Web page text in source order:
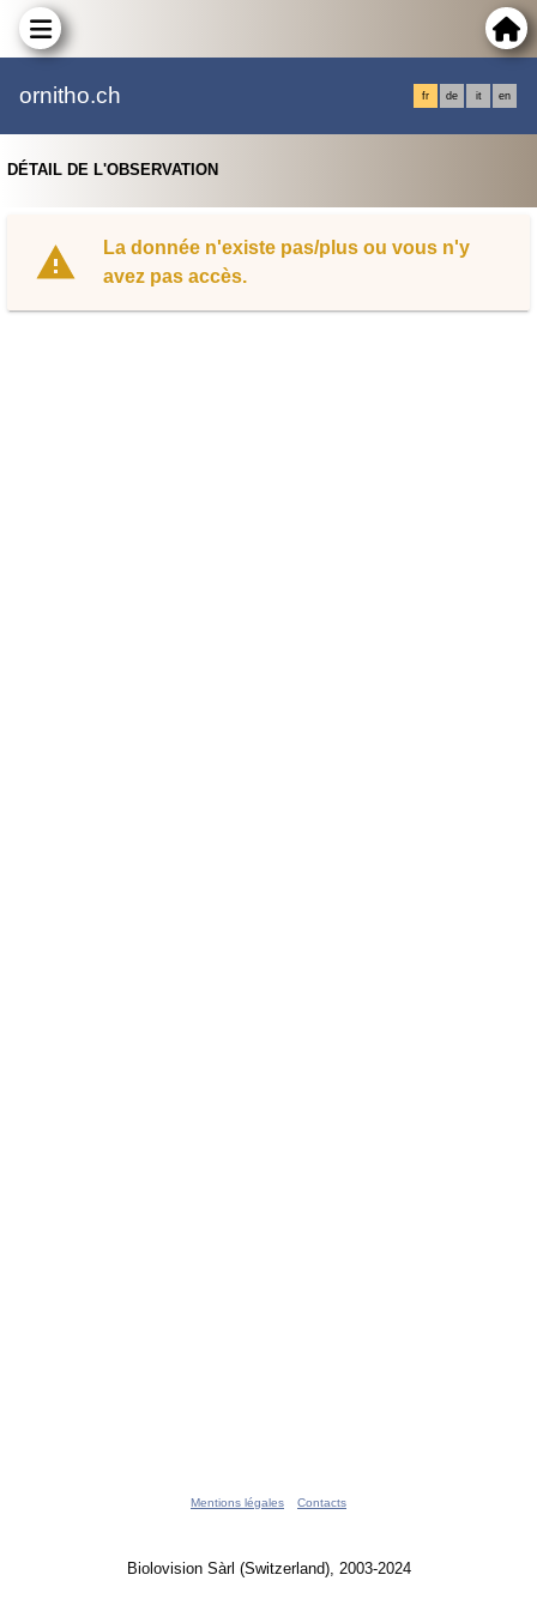
ornitho.ch fr de it en
DÉTAIL DE L'OBSERVATION
La donnée n'existe pas/plus ou vous n'y
avez pas accès.
Mentions légales Contacts
Biolovision Sàrl (Switzerland), 2003-2024